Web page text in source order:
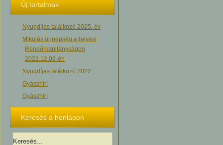
Új tartalmak
Nyugdíjas találkozó 2025. év
Mikulás ünnepség a hevesi
Rendőrkapitányságon
2022.12.09-én
Nyugdíjas találkozó 2022.
Gyászhír!
Gyászhír!
Keresés a honlapon